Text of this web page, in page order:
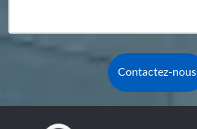
Contactez-nous